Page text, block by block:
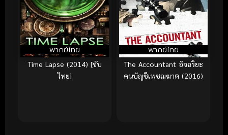
พากย์ไทย
Time Lapse (2014) [ซับ
ไทย]
พากย์ไทย
The Accountant อัจฉริยะ
คนบัญชีเพชฌฆาต (2016)